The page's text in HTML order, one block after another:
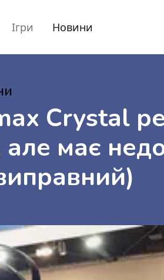
Ігри Новини
Crystal
але має